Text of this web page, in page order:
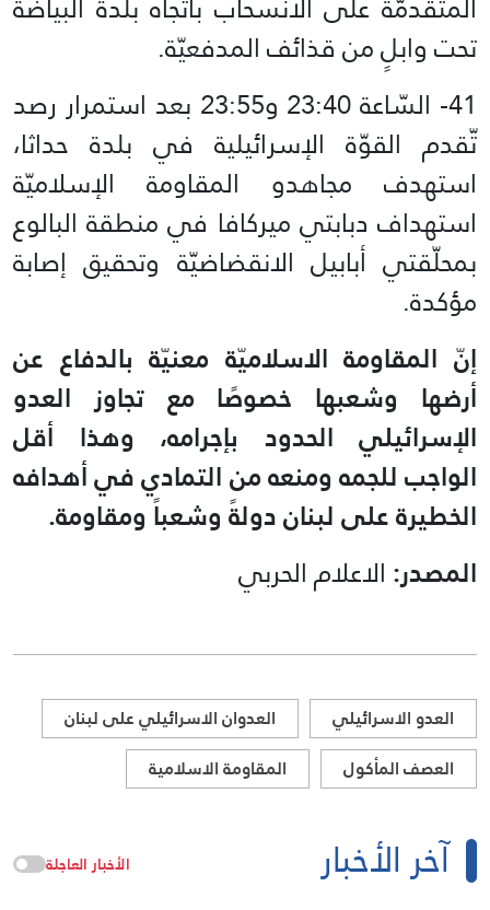
تحت وابلٍ من قذائف المدفعيّة.
41- السّاعة 23:40 و23:55 بعد استمرار رصد
تّقدم القوّة الإسرائيلية في بلدة حداثا،
استهدف مجاهدو المقاومة الإسلاميّة
استهداف دبابتي ميركافا في منطقة البالوع
بمحلّقتي أبابيل الانقضاضيّة وتحقيق إصابة
مؤكدة.
إنّ المقاومة الاسلاميّة معنيّة بالدفاع عن
أرضها وشعبها خصوصًا مع تجاوز العدو
الإسرائيلي الحدود بإجرامه، وهذا أقل
الواجب للجمه ومنعه من التمادي في أهدافه
الخطيرة على لبنان دولةً وشعباً ومقاومة.
المصدر: الاعلام الحربي
العدو الاسرائيلي
العدوان الاسرائيلي على لبنان
العصف المأكول
المقاومة الاسلامية
آخر الأخبار الأخبار العاجلة